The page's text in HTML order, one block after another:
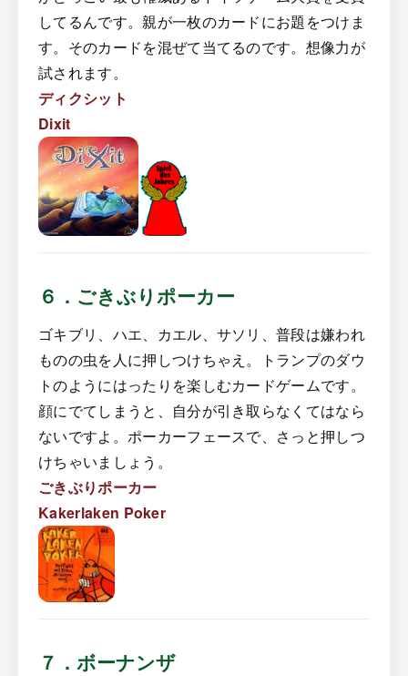
してるんです。親が一枚のカードにお題をつけま
す。そのカードを混ぜて当てるのです。想像力が
試されます。
ディクシット
Dixit
６．ごきぶりポーカー
ゴキブリ、ハエ、カエル、サソリ、普段は嫌われ
ものの虫を人に押しつけちゃえ。トランプのダウ
トのようにはったりを楽しむカードゲームです。
顔にでてしまうと、自分が引き取らなくてはなら
ないですよ。ポーカーフェースで、さっと押しつ
けちゃいましょう。
ごきぶりポーカー
Kakerlaken Poker
７．ボーナンザ